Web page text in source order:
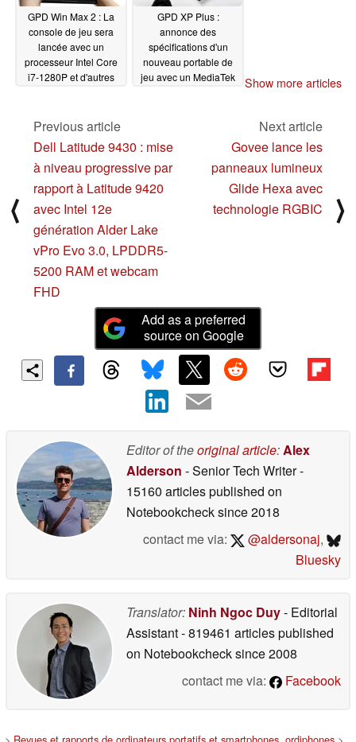
GPD Win Max 2 : La
console de jeu sera
lancée avec un
processeur Intel Core
i7-1280P et d'autres
GPD XP Plus :
annonce des
spécifications d'un
nouveau portable de
jeu avec un MediaTek
Show more articles
⟨
Previous article
Dell Latitude 9430 : mise
à niveau progressive par
rapport à Latitude 9420
avec Intel 12e
génération Alder Lake
vPro Evo 3.0, LPDDR5-
5200 RAM et webcam
FHD
Next article
Govee lance les
panneaux lumineux
Glide Hexa avec
technologie RGBIC
⟩
Add as a preferred
source on Google
Editor of theoriginal article:Alex
Alderson - Senior Tech Writer-
15160 articles published on
Notebookchecksince 2018
contact me via:
@aldersonaj,
Bluesky
Translator: Ninh Ngoc Duy- Editorial
Assistant- 819461 articles published
on Notebookchecksince 2008
contact me via:
Facebook